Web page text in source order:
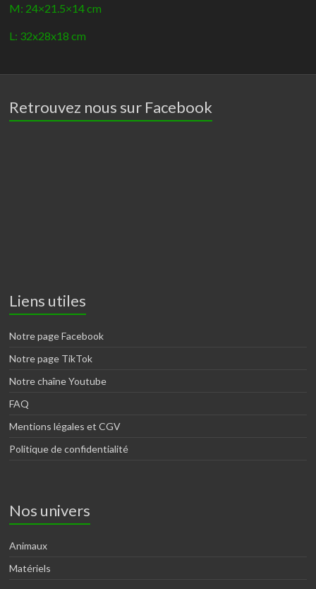
M: 24×21.5×14 cm
L: 32x28x18 cm
Retrouvez nous sur Facebook
Liens utiles
Notre page Facebook
Notre page TikTok
Notre chaîne Youtube
FAQ
Mentions légales et CGV
Politique de confidentialité
Nos univers
Animaux
Matériels